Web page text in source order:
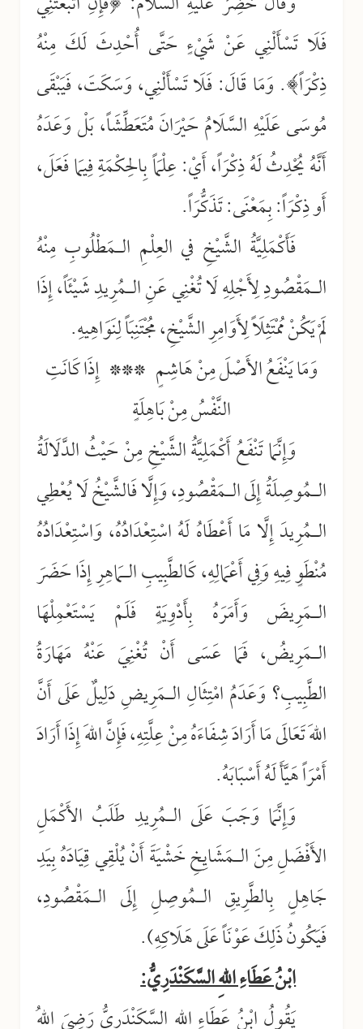
فَلَا تَسْأَلْنِي عَنْ شَيْءٍ حَتَّى أُحْدِثَ لَكَ مِنْهُ
ذِكْرَاً﴾. وَمَا قَالَ: فَلَا تَسْأَلْنِي، وَسَكَتَ، فَيَبْقَى
مُوسَى عَلَيْهِ السَّلَامُ حَيْرَانَ مُتَعَطِّشَاً، بَلْ وَعَدَهُ
أَنَّهُ يُحْدِثُ لَهُ ذِكْرَاً، أَيْ: عِلْمَاً بِالحِكْمَةِ فِيمَا فَعَلَ،
أَو ذِكْرَاً: بِمَعْنَى: تَذَكُّرَاً.
فَأَكْمَلِيَّةُ الشَّيْخِ في العِلْمِ الـمَطْلُوبِ مِنْهُ
الـمَقْصُودلِأَجْلِهِ لَا تُغْنِي عَنِ الـمُرِيدِ شَيْئَاً، إِذَا
لَمْ يَكُنْ مُمْتَثِلَاً لِأَوَامِرِ الشَّيْخِ، مُجْتَنِبَاً لِنَوَاهِيهِ.
وَمَا يَنْفَعُ الأَصْلَ مِنْ هَاشِمٍ *** إِذَا كَانَتِ
النَّفْسُ مِنْ بَاهِلَةٍ
وَإِنَّمَا تَنْفَعُ أَكْمَلِيَّةُ الشَّيْخِ مِنْ حَيْثُ الدَّلَالَةُ
الـمُوصِلَةُ إِلَى الـمَقْصُودِ، وَإِلَّا فَالشَّيْخُ لَا يُعْطِي
الـمُرِيدَ إِلَّا مَا أَعْطَاهُ لَهُ اسْتِعْدَادُهُ، وَاسْتِعْدَادُهُ
مُنْطَوٍ فِيهِ وَفِي أَعْمَالِهِ، كَالطَّبِيبِ الـمَاهِرِ إِذَا حَضَرَ
الـمَرِيضَ وَأَمَرَهُ بِأَدْوِيَةٍ فَلَمْ يَسْتَعْمِلْهَا
الـمَرِيضُ، فَمَا عَسَى أَنْ تُغْنِيَ عَنْهُ مَهَارَةُ
الطَّبِيبِ؟ وَعَدَمُ امْتِثَالِ الـمَرِيضِ دَلِيلٌ عَلَى أَنَّ
اللهَ تَعَالَى مَا أَرَادَ شِفَاءَهُ مِنْ عِلَّتِهِ، فَإِنَّ اللهَ إِذَا أَرَادَ
أَمْرَاً هَيَّأَ لَهُ أَسْبَابَهُ.
وَإِنَّمَا وَجَبَ عَلَى الـمُرِيدِ طَلَبُ الأَكْمَلِ
الأَفْضَلِ مِنَ الـمَشَايِخِ خَشْيَةَ أَنْ يُلْقِي قِيَادَهُ بِيَدِ
جَاهِلٍ بِالطَّرِيقِ الـمُوصِلِ إِلَى الـمَقْصُودِ،
فَيَكُونُ ذَلِكَ عَوْنَاً عَلَى هَلَاكِهِ).
ابْنُ عَطَاءِ اللهِ السَّكَنْدَرِيُّ:
يَقُولُ ابْنُ عَطَاءِ اللهِ السَّكَنْدَرِيُّ رَضِيَ اللهُ